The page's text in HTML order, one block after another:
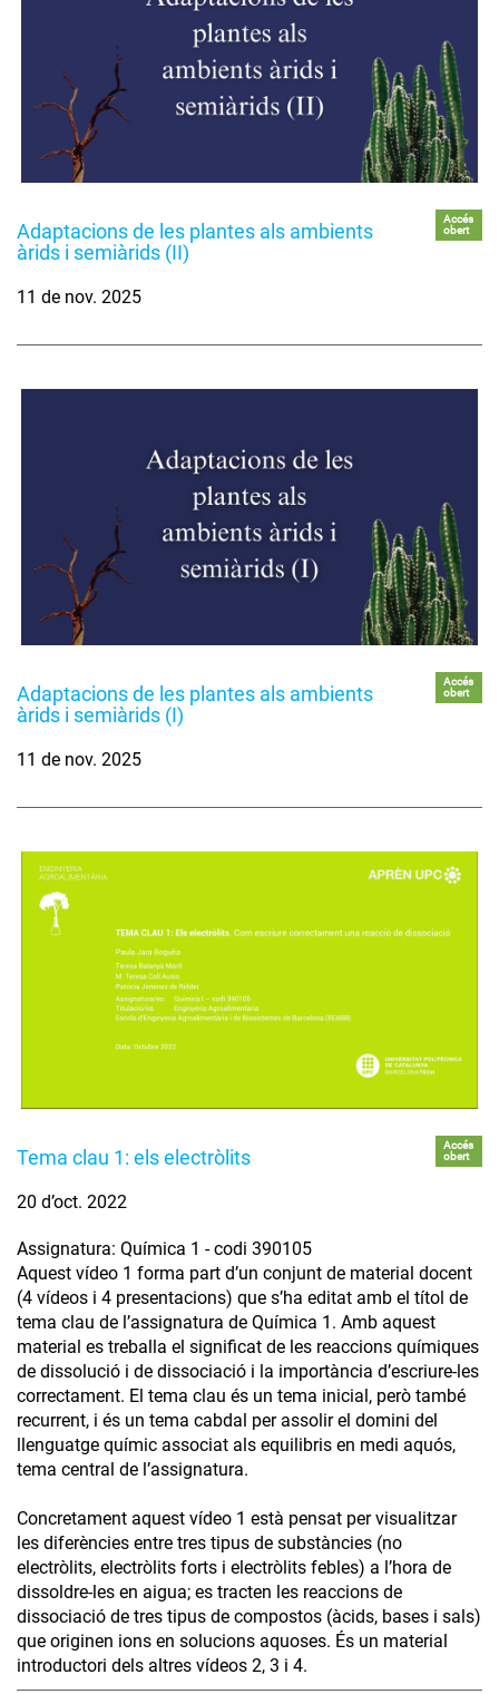
Adaptacions de les plantes als ambients
àrids i semiàrids (II)
Accés
obert
11 de nov. 2025
Adaptacions de les plantes als ambients
àrids i semiàrids (I)
Accés
obert
11 de nov. 2025
Tema clau 1: els electròlits
Accés
obert
20 d’oct. 2022
Assignatura: Química 1 - codi 390105
Aquest vídeo 1 forma part d’un conjunt de material docent
(4 vídeos i 4 presentacions) que s’ha editat amb el títol de
tema clau de l’assignatura de Química 1. Amb aquest
material es treballa el significat de les reaccions químiques
de dissolució i de dissociació i la importància d’escriure-les
correctament. El tema clau és un tema inicial, però també
recurrent, i és un tema cabdal per assolir el domini del
llenguatge químic associat als equilibris en medi aquós,
tema central de l’assignatura.
Concretament aquest vídeo 1 està pensat per visualitzar
les diferències entre tres tipus de substàncies (no
electròlits, electròlits forts i electròlits febles) a l’hora de
dissoldre-les en aigua; es tracten les reaccions de
dissociació de tres tipus de compostos (àcids, bases i sals)
que originen ions en solucions aquoses. És un material
introductori dels altres vídeos 2, 3 i 4.